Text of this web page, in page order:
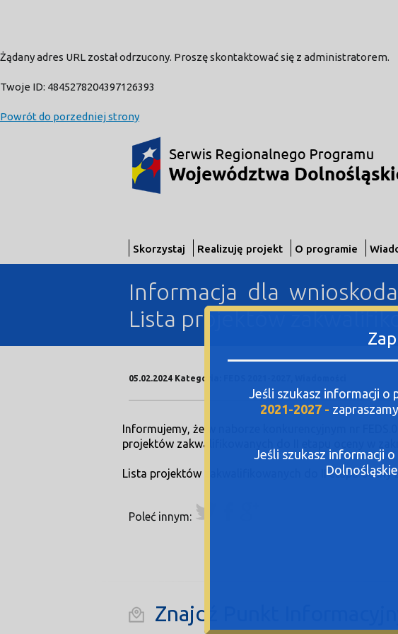
Żądany adres URL został odrzucony. Proszę skontaktować się z administratorem.
Twoje ID: 4845278204397126393
Powrót do porzedniej strony
Skorzystaj Realizuję projekt O programie
Informacja dla
Lista projektów
05.02.2024 Kategoria: FEDS 2021-2027, Wiadomości
Informujemy, że w naborze konkurencyjnym nr
projektów zakwalifikowanych do II etapu oceny w
Lista projektów zakwalifikowanych do II etapu oceny
Poleć innym:
Znajdź Punkt Informacyjny
Jeśli szukasz informacji o
2021-2027 -
Jeśli szukasz informacji